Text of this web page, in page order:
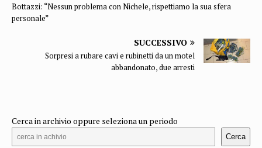
Bottazzi: “Nessun problema con Nichele, rispettiamo la sua sfera
personale”
SUCCESSIVO
Sorpresi a rubare cavi e rubinetti da un motel
abbandonato, due arresti
Cerca in archivio oppure seleziona un periodo
Cerca